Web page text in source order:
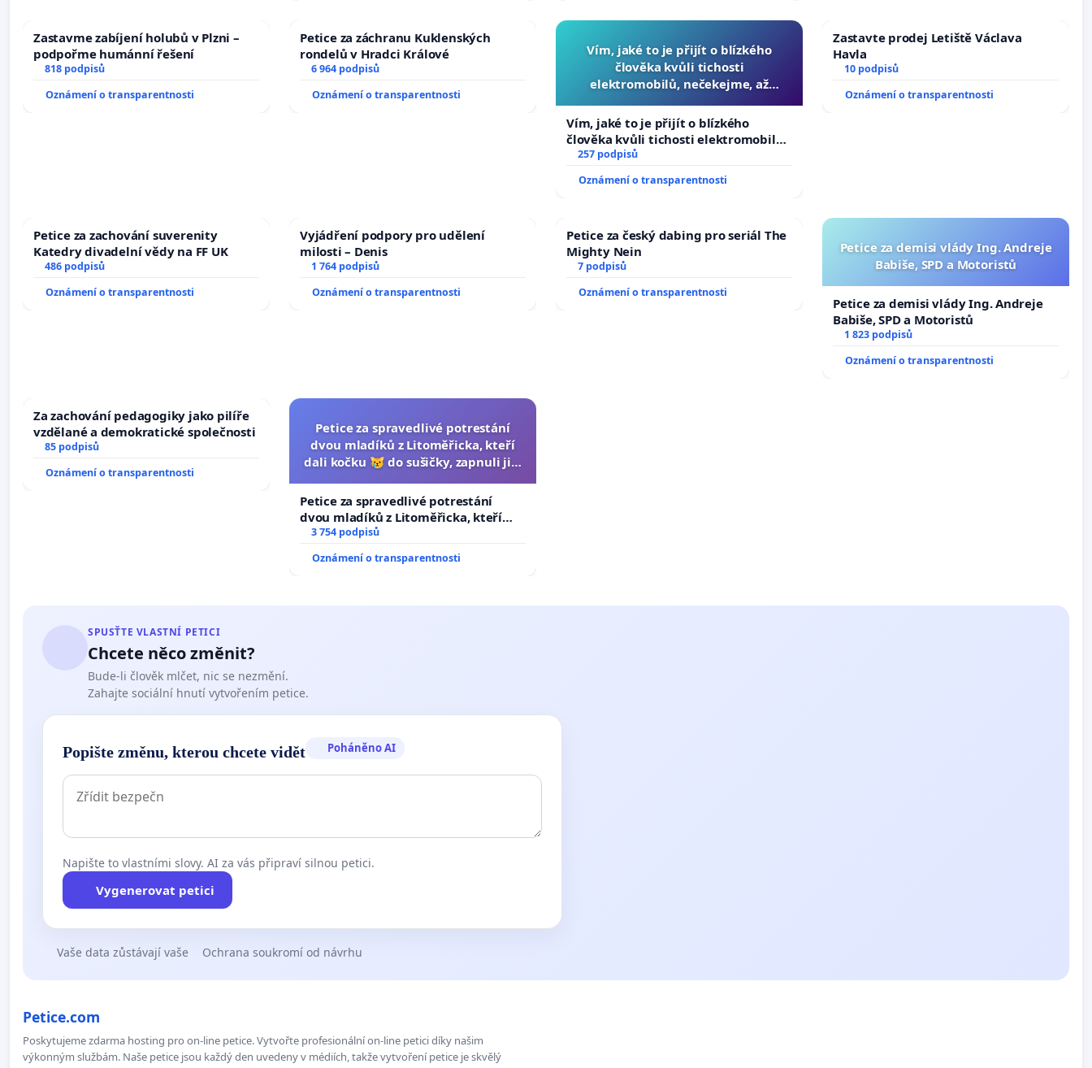
Zastavme zabíjení holubů v Plzni –
podpořme humánní řešení
818 podpisů
Oznámení o transparentnosti
Petice za záchranu Kuklenských
rondelů v Hradci Králové
6 964 podpisů
Oznámení o transparentnosti
Vím, jaké to je přijít o blízkého
člověka kvůli tichosti
elektromobilů, nečekejme, až
auta!
Vím, jaké to je přijít o blízkého
člověka kvůli tichosti elektromobilů,
nečekejme, až přibydou další,
zaveďme slyšitelná auta!
257 podpisů
Oznámení o transparentnosti
Zastavte prodej Letiště Václava
Havla
10 podpisů
Oznámení o transparentnosti
Petice za zachování suverenity
Katedry divadelní vědy na FF UK
486 podpisů
Oznámení o transparentnosti
Vyjádření podpory pro udělení
milosti – Denis
1 764 podpisů
Oznámení o transparentnosti
Petice za český dabing pro seriál The
Mighty Nein
7 podpisů
Oznámení o transparentnosti
Petice za demisi vlády Ing. Andreje
Babiše, SPD a Motoristů
Petice za demisi vlády Ing. Andreje
Babiše, SPD a Motoristů
1 823 podpisů
Oznámení o transparentnosti
Za zachování pedagogiky jako pilíře
vzdělané a demokratické společnosti
85 podpisů
Oznámení o transparentnosti
Petice za spravedlivé potrestání
dvou mladíků z Litoměřicka, kteří
dali kočku 😿 do sušičky, zapnuli ji a
Petice za spravedlivé potrestání
dvou mladíků z Litoměřicka, kteří
dali kočku 😿 do sušičky, zapnuli ji a
umírání zvířete natočili.
3 754 podpisů
Oznámení o transparentnosti
SPUSŤTE VLASTNÍ PETICI
Chcete něco změnit?
Bude-li člověk mlčet, nic se nezmění.
Zahajte sociální hnutí vytvořením petice.
Popište změnu, kterou chcete vidět Poháněno AI
Napište to vlastními slovy. AI za vás připraví silnou petici.
Vygenerovat petici
Vaše data zůstávají vaše Ochrana soukromí od návrhu
Petice.com
Poskytujeme zdarma hosting pro on-line petice. Vytvořte profesionální on-line petici díky našim
výkonným službám. Naše petice jsou každý den uvedeny v médiích, takže vytvoření petice je skvělý